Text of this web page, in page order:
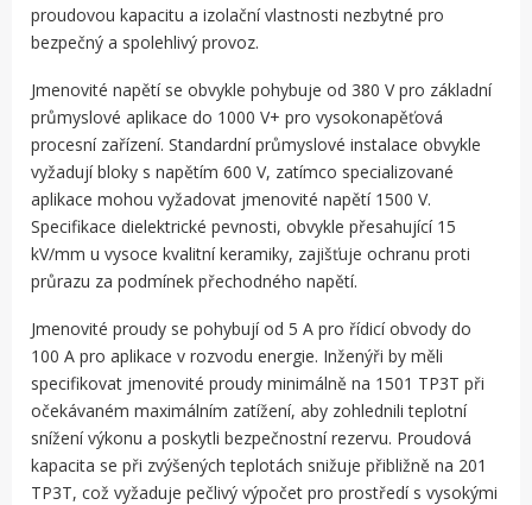
proudovou kapacitu a izolační vlastnosti nezbytné pro
bezpečný a spolehlivý provoz.
Jmenovité napětí se obvykle pohybuje od 380 V pro základní
průmyslové aplikace do 1000 V+ pro vysokonapěťová
procesní zařízení. Standardní průmyslové instalace obvykle
vyžadují bloky s napětím 600 V, zatímco specializované
aplikace mohou vyžadovat jmenovité napětí 1500 V.
Specifikace dielektrické pevnosti, obvykle přesahující 15
kV/mm u vysoce kvalitní keramiky, zajišťuje ochranu proti
průrazu za podmínek přechodného napětí.
Jmenovité proudy se pohybují od 5 A pro řídicí obvody do
100 A pro aplikace v rozvodu energie. Inženýři by měli
specifikovat jmenovité proudy minimálně na 1501 TP3T při
očekávaném maximálním zatížení, aby zohlednili teplotní
snížení výkonu a poskytli bezpečnostní rezervu. Proudová
kapacita se při zvýšených teplotách snižuje přibližně na 201
TP3T, což vyžaduje pečlivý výpočet pro prostředí s vysokými